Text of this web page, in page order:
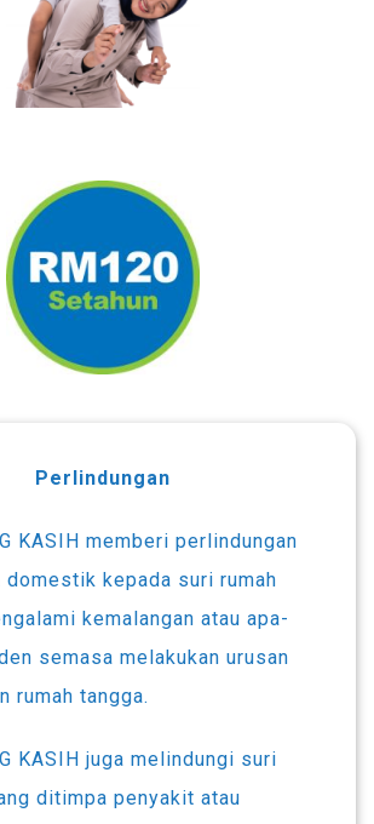
Perlindungan
KASIH memberi perlindungan
domestik kepada suri rumah
kemalangan atau apa-
semasa melakukan urusan
rumah tangga.
KASIH juga melindungi suri
ditimpa penyakit atau